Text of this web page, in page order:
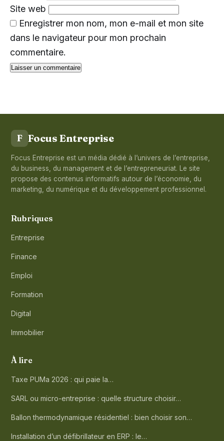
Site web
Enregistrer mon nom, mon e-mail et mon site
dans le navigateur pour mon prochain
commentaire.
F Focus Entreprise
Focus Entreprise est un média dédié à l’univers de l’entreprise,
du business, du management et de l’entrepreneuriat. Le site
propose des contenus informatifs autour de l’économie, du
marketing, du numérique et du développement professionnel.
Rubriques
Entreprise
Finance
Emploi
Formation
Digital
Immobilier
À lire
Taxe PUMa 2026 : qui paie la…
SARL ou micro-entreprise : quelle structure choisir…
Ballon thermodynamique résidentiel : bien choisir son…
Installation d’un défibrillateur en ERP : le…